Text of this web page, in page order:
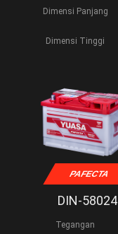
Dimensi Panjang
Dimensi Tinggi
PAFECTA
DIN-58024
Tegangan